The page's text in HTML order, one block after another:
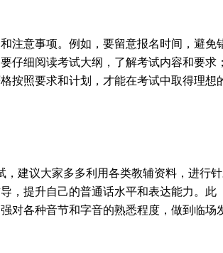
注意事项。例如，要留意报名时间，避免
仔细阅读考试大纲，了解考试内容和要求；
按照要求和计划，才能在考试中取得理想
，建议大家多多利用各类教辅资料，进行
，提升自己的普通话水平和表达能力。此
对各种音节和字音的熟悉程度，做到临场